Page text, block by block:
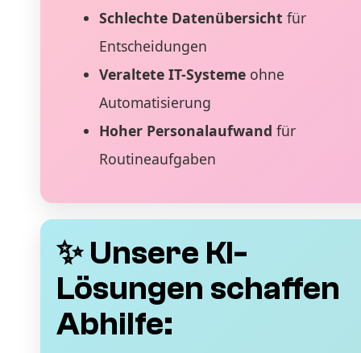
Schlechte Datenübersicht für
Entscheidungen
Veraltete IT-Systemeohne
Automatisierung
Hoher Personalaufwand für
Routineaufgaben
✨ Unsere KI-
Lösungen schaffen
Abhilfe: